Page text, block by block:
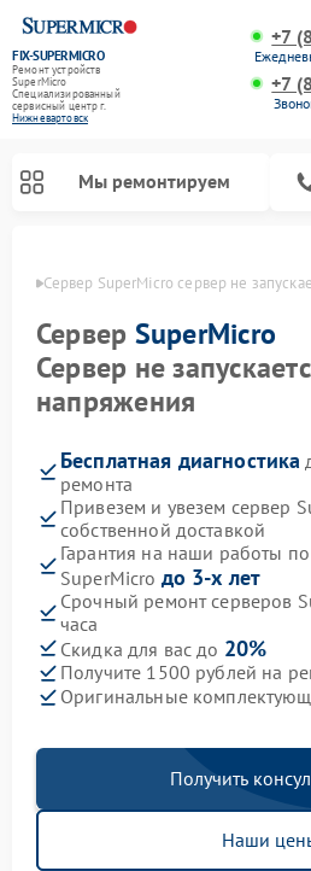
FIX-SUPERMICRO
Ремонт устройств
SuperMicro
Специализированный
cервисный центр г.
Нижневартовск
+7
+7
Мы ремонтируем
Сервер SuperMicro сервер не
Сервер SuperMicro
Сервер не
напряжения
Бесплатная диагностика
ремонта
Привезем и увезем сервер
собственной доставкой
Гарантия на наши работы
SuperMicro до 3-х лет
Срочный ремонт серверов
часа
Скидка для вас до 20%
Получите 1500 рублей на
Оригинальные
Получить
Наши